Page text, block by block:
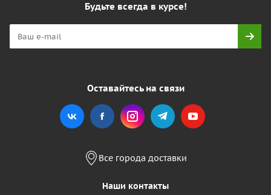
Будьте всегда в курсе!
Оставайтесь на связи
Все города доставки
Наши контакты